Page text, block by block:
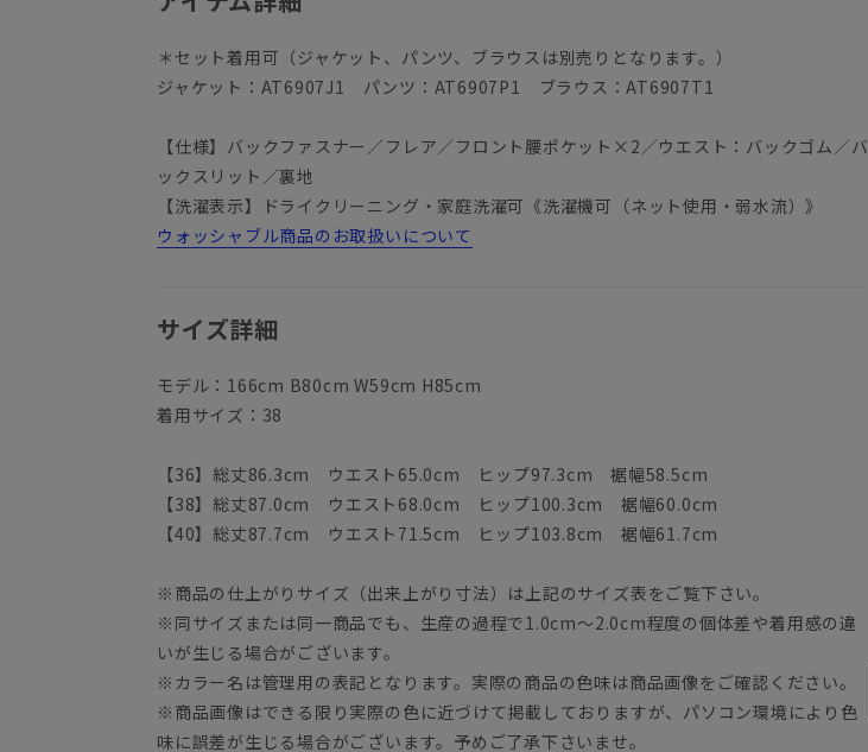
＊セット着用可（ジャケット、パンツ、ブラウスは別売りとなります。）
ジャケット：AT6907J1 パンツ：AT6907P1 ブラウス：AT6907T1
【仕様】バックファスナー／フレア／フロント腰ポケット×2／ウエスト：バックゴム／バ
ックスリット／裏地
【洗濯表示】ドライクリーニング・家庭洗濯可《洗濯機可（ネット使用・弱水流）》
ウォッシャブル商品のお取扱いについて
サイズ詳細
モデル：166cm B80cm W59cm H85cm
着用サイズ：38
【36】総丈86.3cm ウエスト65.0cm ヒップ97.3cm 裾幅58.5cm
【38】総丈87.0cm ウエスト68.0cm ヒップ100.3cm 裾幅60.0cm
【40】総丈87.7cm ウエスト71.5cm ヒップ103.8cm 裾幅61.7cm
※商品の仕上がりサイズ（出来上がり寸法）は上記のサイズ表をご覧下さい。
※同サイズまたは同一商品でも、生産の過程で1.0cm～2.0cm程度の個体差や着用感の違
いが生じる場合がございます。
※カラー名は管理用の表記となります。実際の商品の色味は商品画像をご確認ください。
※商品画像はできる限り実際の色に近づけて掲載しておりますが、パソコン環境により色
味に誤差が生じる場合がございます。予めご了承下さいませ。